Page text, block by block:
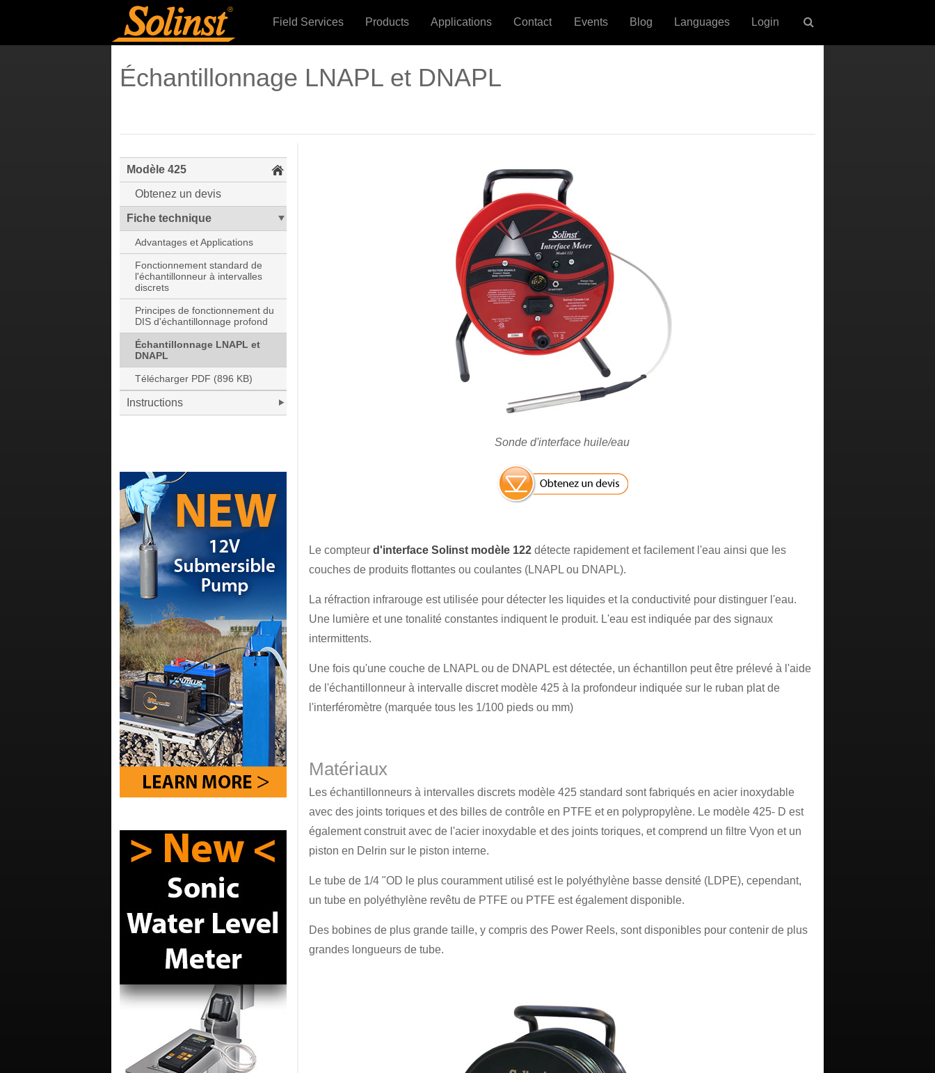
Field Services Products Applications Contact Events Blog Languages Login
Échantillonnage LNAPL et DNAPL
Sonde d'interface huile/eau
Le compteur d'interface Solinst modèle 122 détecte rapidement et facilement l'eau ainsi que les
couches de produits flottantes ou coulantes (LNAPL ou DNAPL).
La réfraction infrarouge est utilisée pour détecter les liquides et la conductivité pour distinguer l'eau.
Une lumière et une tonalité constantes indiquent le produit. L'eau est indiquée par des signaux
intermittents.
Une fois qu'une couche de LNAPL ou de DNAPL est détectée, un échantillon peut être prélevé à l'aide
de l'échantillonneur à intervalle discret modèle 425 à la profondeur indiquée sur le ruban plat de
l'interféromètre (marquée tous les 1/100 pieds ou mm)
Matériaux
Les échantillonneurs à intervalles discrets modèle 425 standard sont fabriqués en acier inoxydable
avec des joints toriques et des billes de contrôle en PTFE et en polypropylène. Le modèle 425- D est
également construit avec de l'acier inoxydable et des joints toriques, et comprend un filtre Vyon et un
piston en Delrin sur le piston interne.
Le tube de 1/4 "OD le plus couramment utilisé est le polyéthylène basse densité (LDPE), cependant,
un tube en polyéthylène revêtu de PTFE ou PTFE est également disponible.
Des bobines de plus grande taille, y compris des Power Reels, sont disponibles pour contenir de plus
grandes longueurs de tube.
Modèle 425
Obtenez un devis
Fiche technique
Advantages et Applications
Fonctionnement standard de
l'échantillonneur à intervalles
discrets
Principes de fonctionnement du
DIS d'échantillonnage profond
Échantillonnage LNAPL et
DNAPL
Télécharger PDF (896 KB)
Instructions